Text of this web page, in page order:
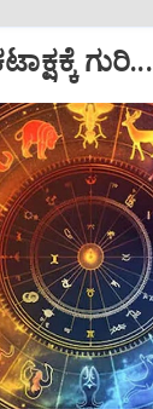
ಗುರಿ...